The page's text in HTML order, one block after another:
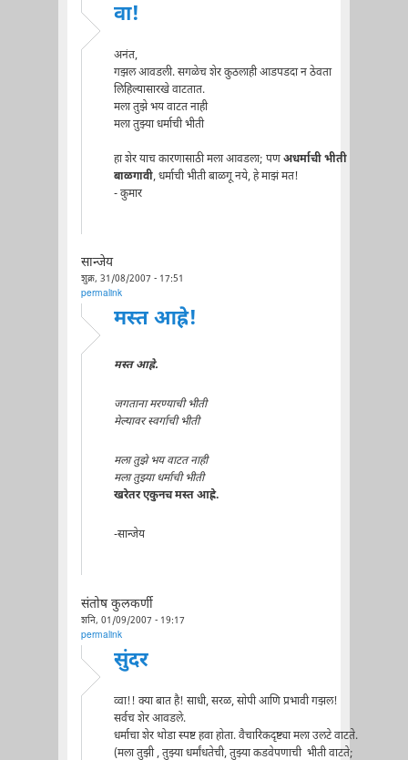
वा!
अनंत,
गझल आवडली. सगळेच शेर कुठलाही आडपडदा न ठेवता
लिहिल्यासारखे वाटतात.
मला तुझे भय वाटत नाही
मला तुझ्या धर्माची भीती
हा शेर याच कारणासाठी मला आवडला; पणअधर्माची भीती
बाळगावी, धर्माची भीती बाळगू नये, हे माझं मत!
- कुमार
सान्जेय
शुक्र, 31/08/2007 - 17:51
permalink
मस्त आह्रे!
मस्त आह्रे.
जगताना मरण्याची भीती
मेल्यावर स्वर्गाची भीती
मला तुझे भय वाटत नाही
मला तुझ्या धर्माची भीती
खरेतर एकुनच मस्त आह्रे.
-सान्जेय
संतोष कुलकर्णी
शनि, 01/09/2007 - 19:17
permalink
सुंदर
व्वा!! क्या बात है! साधी, सरळ, सोपी आणि प्रभावी गझल!
सर्वच शेर आवडले.
धर्माचा शेर थोडा स्पष्ट हवा होता. वैचारिकदृष्ट्या मला उलटे वाटते.
(मला तुझी , तुझ्या धर्मांधतेची, तुझ्या कडवेपणाची भीती वाटते;